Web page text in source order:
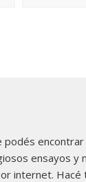
podés
ensayos y
internet. Hacé